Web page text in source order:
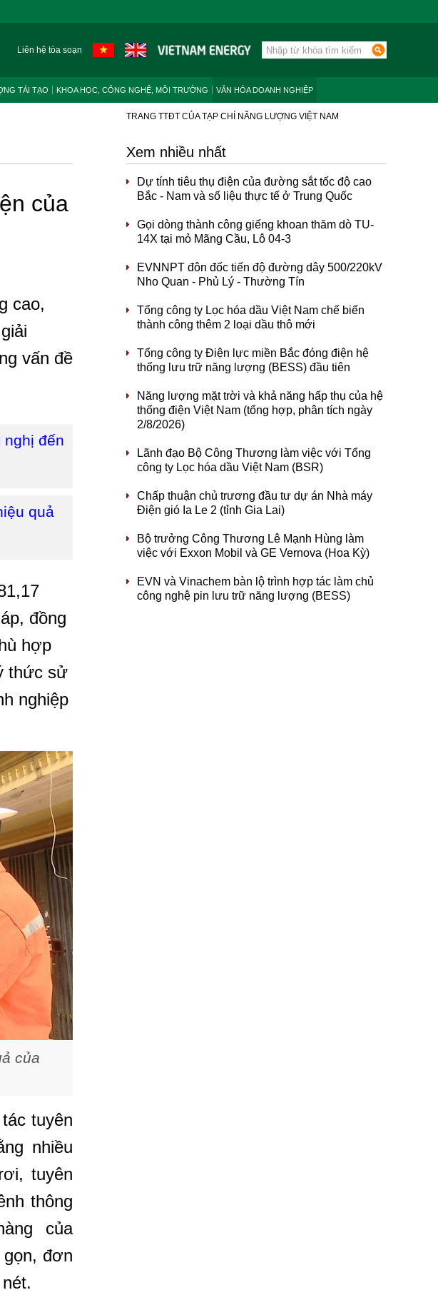
Liên hệ tòa soạn
TÁI TẠO KHOA HỌC, CÔNG NGHỆ, MÔI TRƯỜNG VĂN HÓA DOANH NGHIỆP
TRANG TTĐT CỦA TẠP CHÍ NĂNG LƯỢNG VIỆT NAM
của
cao,
vấn đề
đến
quả
đồng
hợp
thức sử
nghiệp
của
tuyên
nhiều
tuyên
thông
của
đơn
Xem nhiều nhất
Dự tính tiêu thụ điện của đường sắt tốc độ cao
Bắc - Nam và số liệu thực tế ở Trung Quốc
Gọi dòng thành công giếng khoan thăm dò TU-
14X tại mỏ Mãng Cầu, Lô 04-3
EVNNPT đôn đốc tiến độ đường dây 500/220kV
Nho Quan - Phủ Lý - Thường Tín
Tổng công ty Lọc hóa dầu Việt Nam chế biến
thành công thêm 2 loại dầu thô mới
Tổng công ty Điện lực miền Bắc đóng điện hệ
thống lưu trữ năng lượng (BESS) đầu tiên
Năng lượng mặt trời và khả năng hấp thụ của hệ
thống điện Việt Nam (tổng hợp, phân tích ngày
2/8/2026)
Lãnh đạo Bộ Công Thương làm việc với Tổng
công ty Lọc hóa dầu Việt Nam (BSR)
Chấp thuận chủ trương đầu tư dự án Nhà máy
Điện gió Ia Le 2 (tỉnh Gia Lai)
Bộ trưởng Công Thương Lê Mạnh Hùng làm
việc với Exxon Mobil và GE Vernova (Hoa Kỳ)
EVN và Vinachem bàn lộ trình hợp tác làm chủ
công nghệ pin lưu trữ năng lượng (BESS)